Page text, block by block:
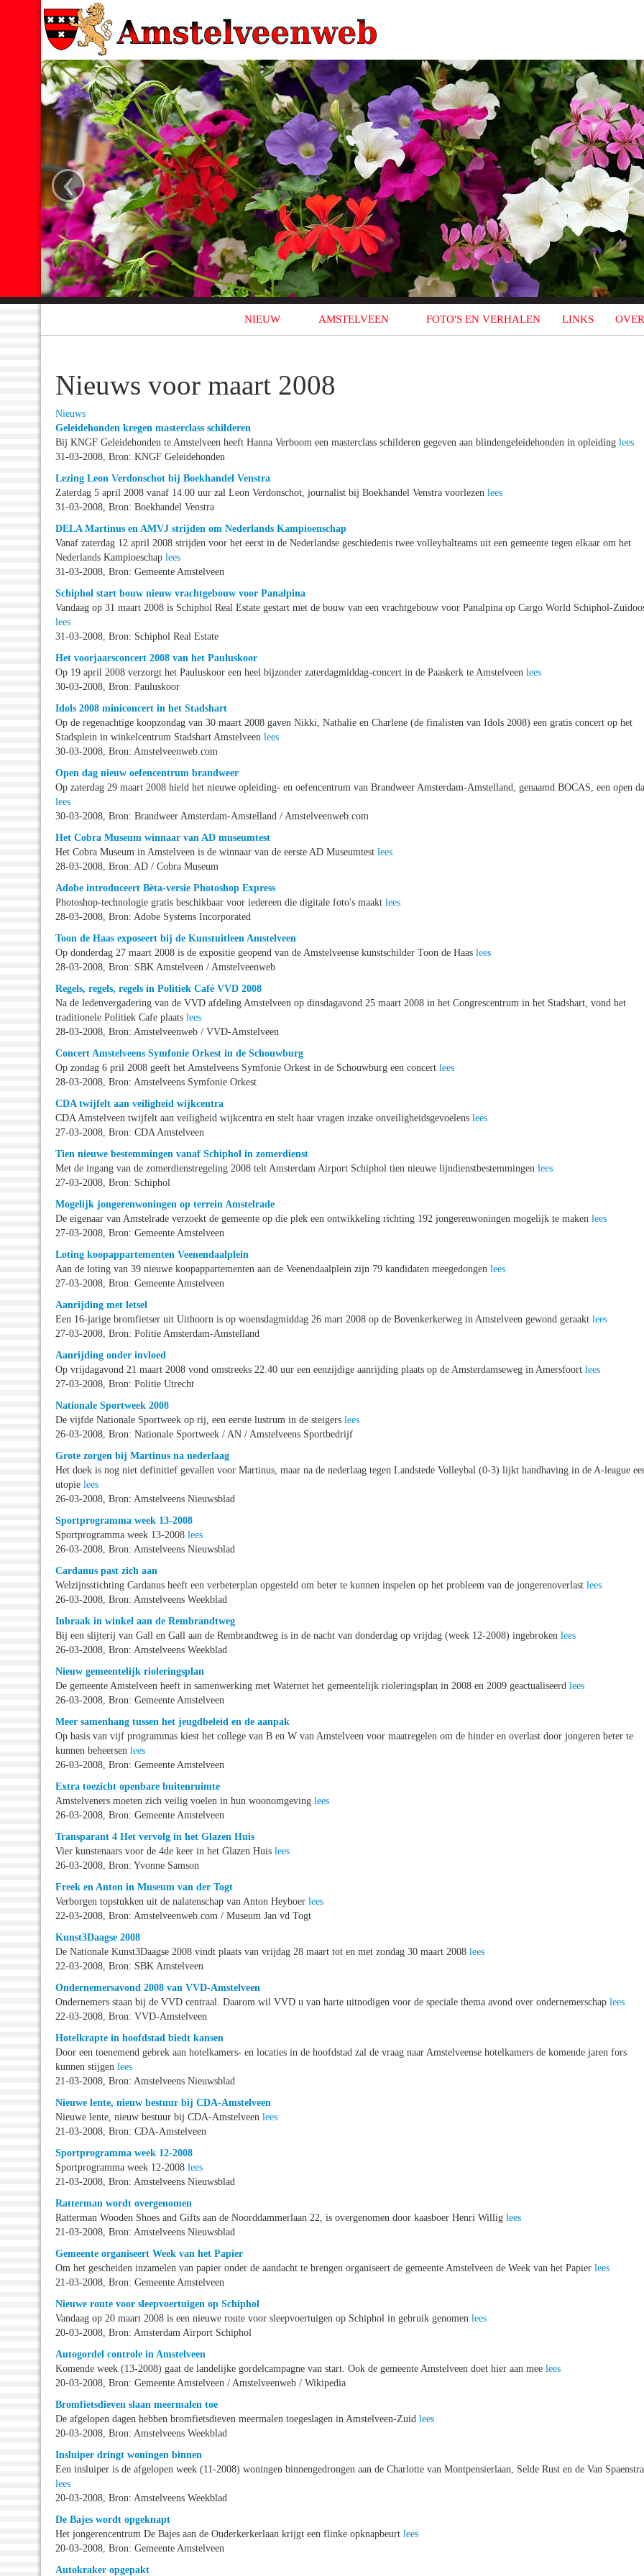
‹
NIEUW AMSTELVEEN FOTO'S EN VERHALEN LINKS
Nieuws voor maart 2008
Nieuws
Geleidehonden kregen masterclass schilderen
Bij KNGF Geleidehonden te Amstelveen heeft Hanna Verboom een masterclass schilderen gegeven aan blindengeleidehonden in opleiding lees
31-03-2008, Bron: KNGF Geleidehonden
Lezing Leon Verdonschot bij Boekhandel Venstra
Zaterdag 5 april 2008 vanaf 14.00 uur zal Leon Verdonschot, journalist bij Boekhandel Venstra voorlezen lees
31-03-2008, Bron: Boekhandel Venstra
DELA Martinus en AMVJ strijden om Nederlands Kampioenschap
Vanaf zaterdag 12 april 2008 strijden voor het eerst in de Nederlandse geschiedenis twee volleybalteams uit een gemeente tegen elkaar om het
Nederlands Kampioeschap lees
31-03-2008, Bron: Gemeente Amstelveen
Schiphol start bouw nieuw vrachtgebouw voor Panalpina
Vandaag op 31 maart 2008 is Schiphol Real Estate gestart met de bouw van een vrachtgebouw voor Panalpina op Cargo World Schiphol-
lees
31-03-2008, Bron: Schiphol Real Estate
Het voorjaarsconcert 2008 van het Pauluskoor
Op 19 april 2008 verzorgt het Pauluskoor een heel bijzonder zaterdagmiddag-concert in de Paaskerk te Amstelveen lees
30-03-2008, Bron: Pauluskoor
Idols 2008 miniconcert in het Stadshart
Op de regenachtige koopzondag van 30 maart 2008 gaven Nikki, Nathalie en Charlene (de finalisten van Idols 2008) een gratis concert op het
Stadsplein in winkelcentrum Stadshart Amstelveen lees
30-03-2008, Bron: Amstelveenweb.com
Open dag nieuw oefencentrum brandweer
Op zaterdag 29 maart 2008 hield het nieuwe opleiding- en oefencentrum van Brandweer Amsterdam-Amstelland, genaamd BOCAS, een open
lees
30-03-2008, Bron: Brandweer Amsterdam-Amstelland / Amstelveenweb.com
Het Cobra Museum winnaar van AD museumtest
Het Cobra Museum in Amstelveen is de winnaar van de eerste AD Museumtest lees
28-03-2008, Bron: AD / Cobra Museum
Adobe introduceert Bèta-versie Photoshop Express
Photoshop-technologie gratis beschikbaar voor iedereen die digitale foto's maakt lees
28-03-2008, Bron: Adobe Systems Incorporated
Toon de Haas exposeert bij de Kunstuitleen Amstelveen
Op donderdag 27 maart 2008 is de expositie geopend van de Amstelveense kunstschilder Toon de Haas lees
28-03-2008, Bron: SBK Amstelveen / Amstelveenweb
Regels, regels, regels in Politiek Café VVD 2008
Na de ledenvergadering van de VVD afdeling Amstelveen op dinsdagavond 25 maart 2008 in het Congrescentrum in het Stadshart, vond het
traditionele Politiek Cafe plaats lees
28-03-2008, Bron: Amstelveenweb / VVD-Amstelveen
Concert Amstelveens Symfonie Orkest in de Schouwburg
Op zondag 6 pril 2008 geeft het Amstelveens Symfonie Orkest in de Schouwburg een concert lees
28-03-2008, Bron: Amstelveens Symfonie Orkest
CDA twijfelt aan veiligheid wijkcentra
CDA Amstelveen twijfelt aan veiligheid wijkcentra en stelt haar vragen inzake onveiligheidsgevoelens lees
27-03-2008, Bron: CDA Amstelveen
Tien nieuwe bestemmingen vanaf Schiphol in zomerdienst
Met de ingang van de zomerdienstregeling 2008 telt Amsterdam Airport Schiphol tien nieuwe lijndienstbestemmingen lees
27-03-2008, Bron: Schiphol
Mogelijk jongerenwoningen op terrein Amstelrade
De eigenaar van Amstelrade verzoekt de gemeente op die plek een ontwikkeling richting 192 jongerenwoningen mogelijk te maken lees
27-03-2008, Bron: Gemeente Amstelveen
Loting koopappartementen Veenendaalplein
Aan de loting van 39 nieuwe koopappartementen aan de Veenendaalplein zijn 79 kandidaten meegedongen lees
27-03-2008, Bron: Gemeente Amstelveen
Aanrijding met letsel
Een 16-jarige bromfietser uit Uithoorn is op woensdagmiddag 26 mart 2008 op de Bovenkerkerweg in Amstelveen gewond geraakt lees
27-03-2008, Bron: Politie Amsterdam-Amstelland
Aanrijding onder invloed
Op vrijdagavond 21 maart 2008 vond omstreeks 22.40 uur een eenzijdige aanrijding plaats op de Amsterdamseweg in Amersfoort lees
27-03-2008, Bron: Politie Utrecht
Nationale Sportweek 2008
De vijfde Nationale Sportweek op rij, een eerste lustrum in de steigers lees
26-03-2008, Bron: Nationale Sportweek / AN / Amstelveens Sportbedrijf
Grote zorgen bij Martinus na nederlaag
Het doek is nog niet definitief gevallen voor Martinus, maar na de nederlaag tegen Landstede Volleybal (0-3) lijkt handhaving in de A-league
utopie lees
26-03-2008, Bron: Amstelveens Nieuwsblad
Sportprogramma week 13-2008
Sportprogramma week 13-2008 lees
26-03-2008, Bron: Amstelveens Nieuwsblad
Cardanus past zich aan
Welzijnsstichting Cardanus heeft een verbeterplan opgesteld om beter te kunnen inspelen op het probleem van de jongerenoverlast lees
26-03-2008, Bron: Amstelveens Weekblad
Inbraak in winkel aan de Rembrandtweg
Bij een slijterij van Gall en Gall aan de Rembrandtweg is in de nacht van donderdag op vrijdag (week 12-2008) ingebroken lees
26-03-2008, Bron: Amstelveens Weekblad
Nieuw gemeentelijk rioleringsplan
De gemeente Amstelveen heeft in samenwerking met Waternet het gemeentelijk rioleringsplan in 2008 en 2009 geactualiseerd lees
26-03-2008, Bron: Gemeente Amstelveen
Meer samenhang tussen het jeugdbeleid en de aanpak
Op basis van vijf programmas kiest het college van B en W van Amstelveen voor maatregelen om de hinder en overlast door jongeren beter te
kunnen beheersen lees
26-03-2008, Bron: Gemeente Amstelveen
Extra toezicht openbare buitenruimte
Amstelveners moeten zich veilig voelen in hun woonomgeving lees
26-03-2008, Bron: Gemeente Amstelveen
Transparant 4 Het vervolg in het Glazen Huis
Vier kunstenaars voor de 4de keer in het Glazen Huis lees
26-03-2008, Bron: Yvonne Samson
Freek en Anton in Museum van der Togt
Verborgen topstukken uit de nalatenschap van Anton Heyboer lees
22-03-2008, Bron: Amstelveenweb.com / Museum Jan vd Togt
Kunst3Daagse 2008
De Nationale Kunst3Daagse 2008 vindt plaats van vrijdag 28 maart tot en met zondag 30 maart 2008 lees
22-03-2008, Bron: SBK Amstelveen
Ondernemersavond 2008 van VVD-Amstelveen
Ondernemers staan bij de VVD centraal. Daarom wil VVD u van harte uitnodigen voor de speciale thema avond over ondernemerschap lees
22-03-2008, Bron: VVD-Amstelveen
Hotelkrapte in hoofdstad biedt kansen
Door een toenemend gebrek aan hotelkamers- en locaties in de hoofdstad zal de vraag naar Amstelveense hotelkamers de komende jaren fors
kunnen stijgen lees
21-03-2008, Bron: Amstelveens Nieuwsblad
Nieuwe lente, nieuw bestuur bij CDA-Amstelveen
Nieuwe lente, nieuw bestuur bij CDA-Amstelveen lees
21-03-2008, Bron: CDA-Amstelveen
Sportprogramma week 12-2008
Sportprogramma week 12-2008 lees
21-03-2008, Bron: Amstelveens Nieuwsblad
Ratterman wordt overgenomen
Ratterman Wooden Shoes and Gifts aan de Noorddammerlaan 22, is overgenomen door kaasboer Henri Willig lees
21-03-2008, Bron: Amstelveens Nieuwsblad
Gemeente organiseert Week van het Papier
Om het gescheiden inzamelen van papier onder de aandacht te brengen organiseert de gemeente Amstelveen de Week van het Papier lees
21-03-2008, Bron: Gemeente Amstelveen
Nieuwe route voor sleepvoertuigen op Schiphol
Vandaag op 20 maart 2008 is een nieuwe route voor sleepvoertuigen op Schiphol in gebruik genomen lees
20-03-2008, Bron: Amsterdam Airport Schiphol
Autogordel controle in Amstelveen
Komende week (13-2008) gaat de landelijke gordelcampagne van start. Ook de gemeente Amstelveen doet hier aan mee lees
20-03-2008, Bron: Gemeente Amstelveen / Amstelveenweb / Wikipedia
Bromfietsdieven slaan meermalen toe
De afgelopen dagen hebben bromfietsdieven meermalen toegeslagen in Amstelveen-Zuid lees
20-03-2008, Bron: Amstelveens Weekblad
Insluiper dringt woningen binnen
Een insluiper is de afgelopen week (11-2008) woningen binnengedrongen aan de Charlotte van Montpensierlaan, Selde Rust en de Van
lees
20-03-2008, Bron: Amstelveens Weekblad
De Bajes wordt opgeknapt
Het jongerencentrum De Bajes aan de Ouderkerkerlaan krijgt een flinke opknapbeurt lees
20-03-2008, Bron: Gemeente Amstelveen
Autokraker opgepakt